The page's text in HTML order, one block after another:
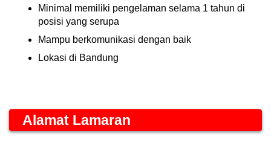
Minimal memiliki pengelaman selama 1 tahun di
posisi yang serupa
Mampu berkomunikasi dengan baik
Lokasi di Bandung
Alamat Lamaran